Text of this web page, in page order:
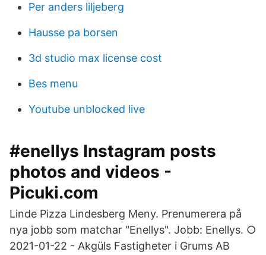
Per anders liljeberg
Hausse pa borsen
3d studio max license cost
Bes menu
Youtube unblocked live
#enellys Instagram posts
photos and videos -
Picuki.com
Linde Pizza Lindesberg Meny. Prenumerera på
nya jobb som matchar "Enellys". Jobb: Enellys. ○
2021-01-22 - Akgüls Fastigheter i Grums AB